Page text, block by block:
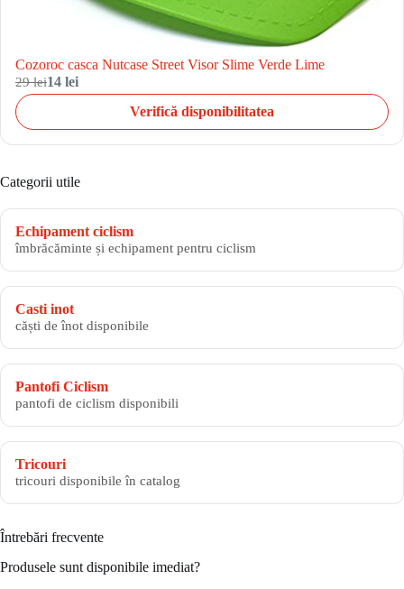
Cozoroc casca Nutcase Street Visor Slime Verde Lime
29 lei14 lei
Verifică disponibilitatea
Categorii utile
Echipament ciclism
îmbrăcăminte și echipament pentru ciclism
Casti inot
căști de înot disponibile
Pantofi Ciclism
pantofi de ciclism disponibili
Tricouri
tricouri disponibile în catalog
Întrebări frecvente
Produsele sunt disponibile imediat?